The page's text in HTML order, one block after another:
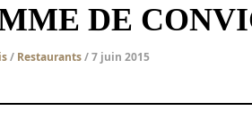
DE
/ Restaurants/ 7 juin 2015